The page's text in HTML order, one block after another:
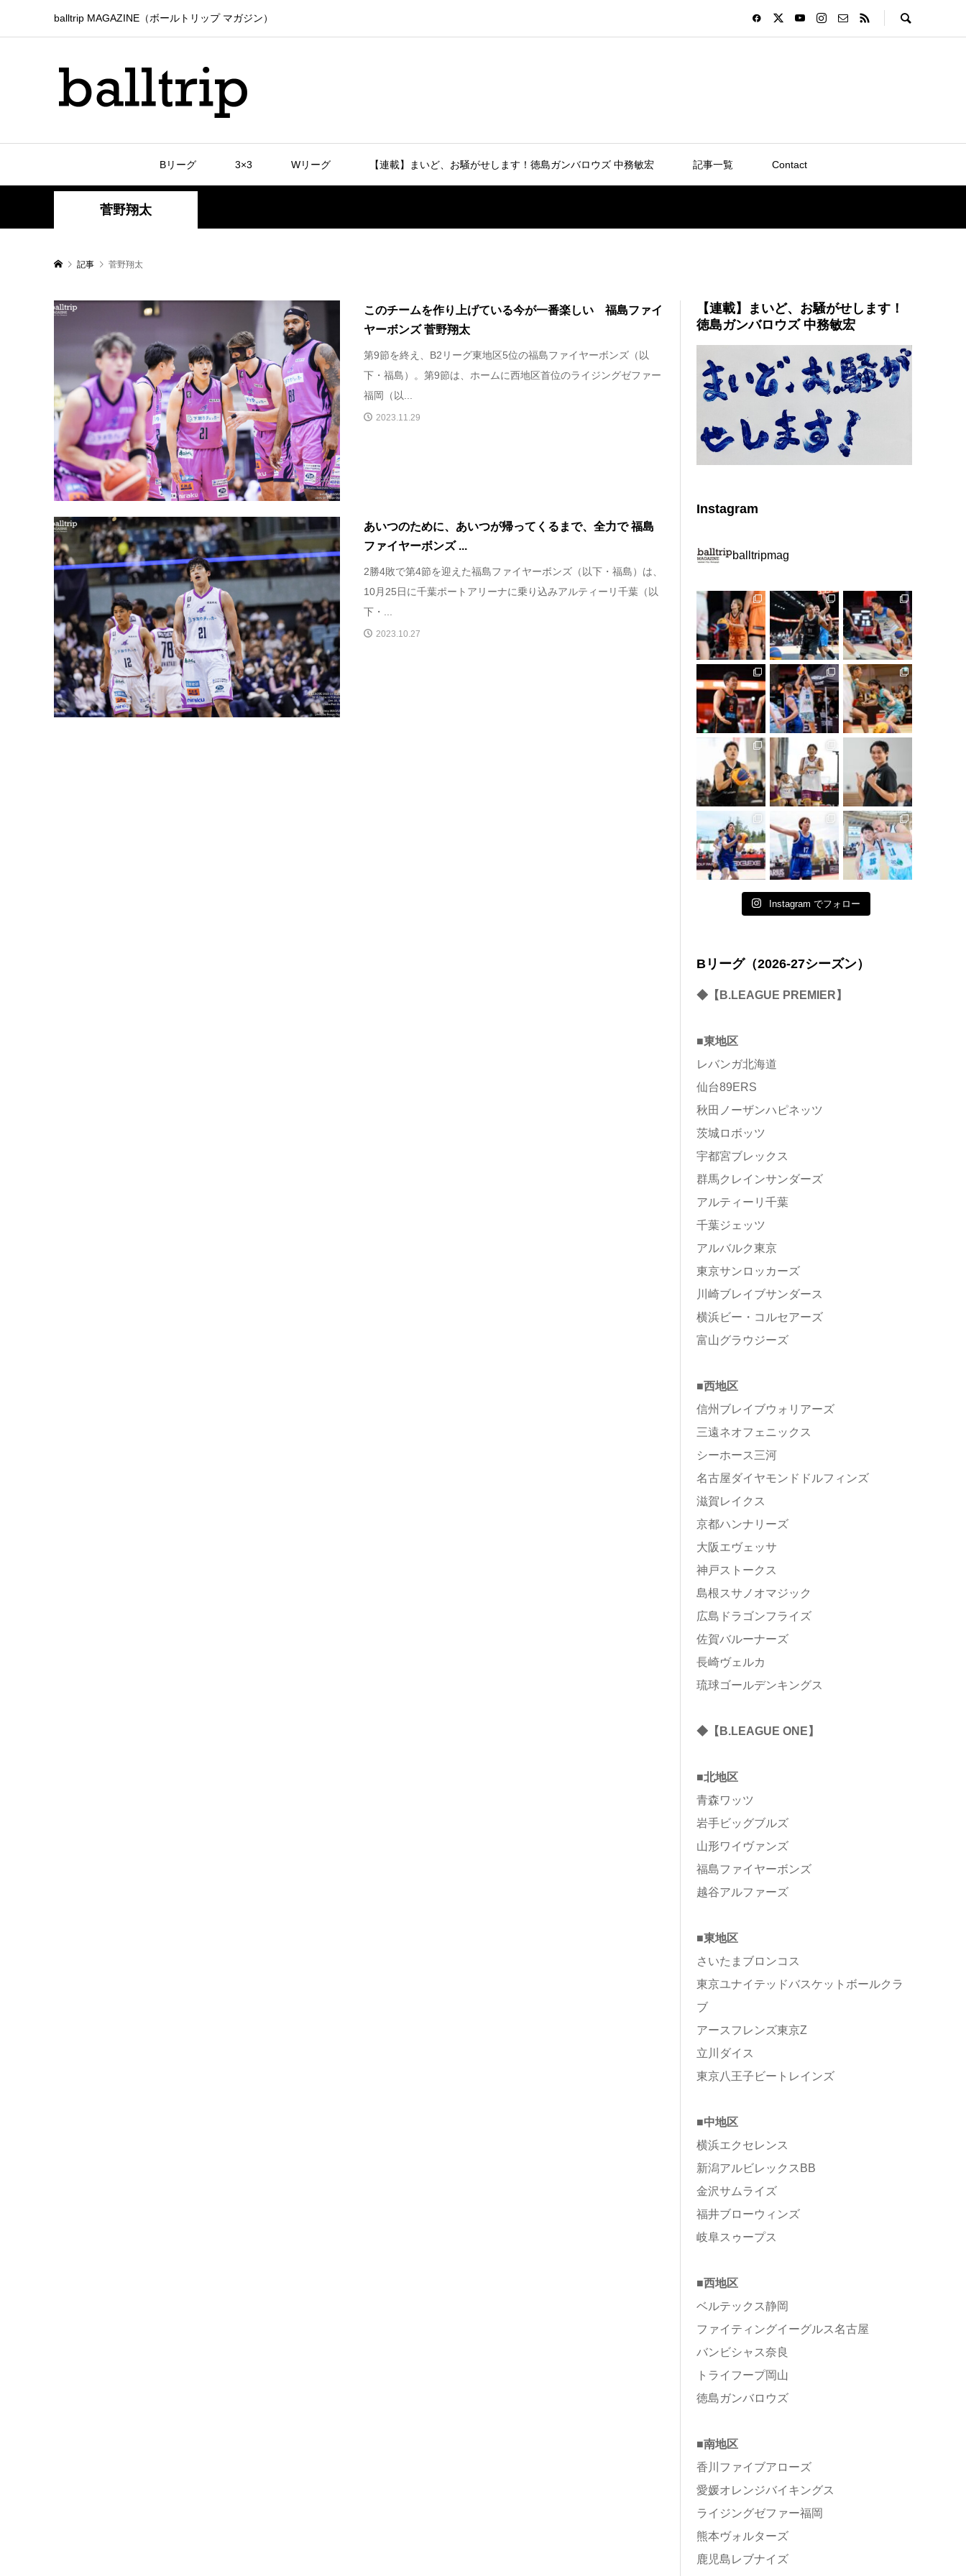
balltrip MAGAZINE（ボールトリップ マガジン）
Bリーグ 3×3 Wリーグ 【連載】まいど、お騒がせします！徳島ガンバロウズ 中務敏宏 記事一覧 Contact
菅野翔太
記事 菅野翔太
このチームを作り上げている今が一番楽しい 福島ファイ
ヤーボンズ 菅野翔太
第9節を終え、B2リーグ東地区5位の福島ファイヤーボンズ（以
下・福島）。第9節は、ホームに西地区首位のライジングゼファー
福岡（以...
2023.11.29
あいつのために、あいつが帰ってくるまで、全力で 福島
ファイヤーボンズ ...
2勝4敗で第4節を迎えた福島ファイヤーボンズ（以下・福島）は、
10月25日に千葉ポートアリーナに乗り込みアルティーリ千葉（以
下・...
2023.10.27
【連載】まいど、お騒がせします！
徳島ガンバロウズ 中務敏宏
Instagram
balltripmag
Instagram でフォロー
Bリーグ（2026-27シーズン）
◆【B.LEAGUE PREMIER】
■東地区
レバンガ北海道
仙台89ERS
秋田ノーザンハピネッツ
茨城ロボッツ
宇都宮ブレックス
群馬クレインサンダーズ
アルティーリ千葉
千葉ジェッツ
アルバルク東京
東京サンロッカーズ
川崎ブレイブサンダース
横浜ビー・コルセアーズ
富山グラウジーズ
■西地区
信州ブレイブウォリアーズ
三遠ネオフェニックス
シーホース三河
名古屋ダイヤモンドドルフィンズ
滋賀レイクス
京都ハンナリーズ
大阪エヴェッサ
神戸ストークス
島根スサノオマジック
広島ドラゴンフライズ
佐賀バルーナーズ
長崎ヴェルカ
琉球ゴールデンキングス
◆【B.LEAGUE ONE】
■北地区
青森ワッツ
岩手ビッグブルズ
山形ワイヴァンズ
福島ファイヤーボンズ
越谷アルファーズ
■東地区
さいたまブロンコス
東京ユナイテッドバスケットボールクラ
ブ
アースフレンズ東京Z
立川ダイス
東京八王子ビートレインズ
■中地区
横浜エクセレンス
新潟アルビレックスBB
金沢サムライズ
福井ブローウィンズ
岐阜スゥープス
■西地区
ベルテックス静岡
ファイティングイーグルス名古屋
バンビシャス奈良
トライフープ岡山
徳島ガンバロウズ
■南地区
香川ファイブアローズ
愛媛オレンジバイキングス
ライジングゼファー福岡
熊本ヴォルターズ
鹿児島レブナイズ